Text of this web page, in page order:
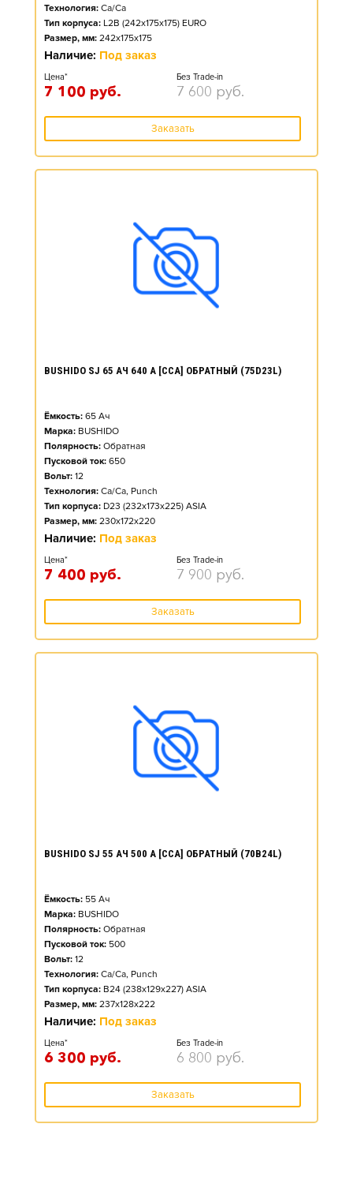
Технология: Ca/Ca
Тип корпуса: L2B (242x175x175) EURO
Размер, мм: 242x175x175
Наличие: Под заказ
Цена*
7 100 руб.
Без Trade-in
7 600 руб.
Заказать
BUSHIDO SJ 65 АЧ 640 А [CCA] ОБРАТНЫЙ (75D23L)
Ёмкость: 65 Ач
Марка: BUSHIDO
Полярность: Обратная
Пусковой ток: 650
Вольт: 12
Технология: Ca/Ca, Punch
Тип корпуса: D23 (232x173x225) ASIA
Размер, мм: 230x172x220
Наличие: Под заказ
Цена*
7 400 руб.
Без Trade-in
7 900 руб.
Заказать
BUSHIDO SJ 55 АЧ 500 А [CCA] ОБРАТНЫЙ (70B24L)
Ёмкость: 55 Ач
Марка: BUSHIDO
Полярность: Обратная
Пусковой ток: 500
Вольт: 12
Технология: Ca/Ca, Punch
Тип корпуса: B24 (238x129x227) ASIA
Размер, мм: 237x128x222
Наличие: Под заказ
Цена*
6 300 руб.
Без Trade-in
6 800 руб.
Заказать